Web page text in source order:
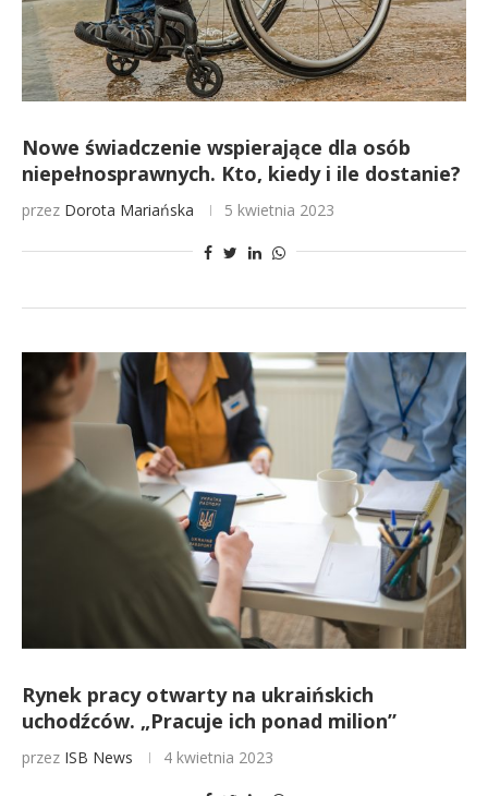
Nowe świadczenie wspierające dla osób
niepełnosprawnych. Kto, kiedy i ile dostanie?
przez Dorota Mariańska 5 kwietnia 2023
Rynek pracy otwarty na ukraińskich
uchodźców. „Pracuje ich ponad milion”
przez ISB News 4 kwietnia 2023